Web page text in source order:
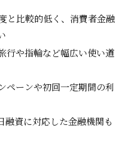
と比較的低く、消費者金融
行や指輪など幅広い使い道
ペーンや初回一定期間の利
融資に対応した金融機関も